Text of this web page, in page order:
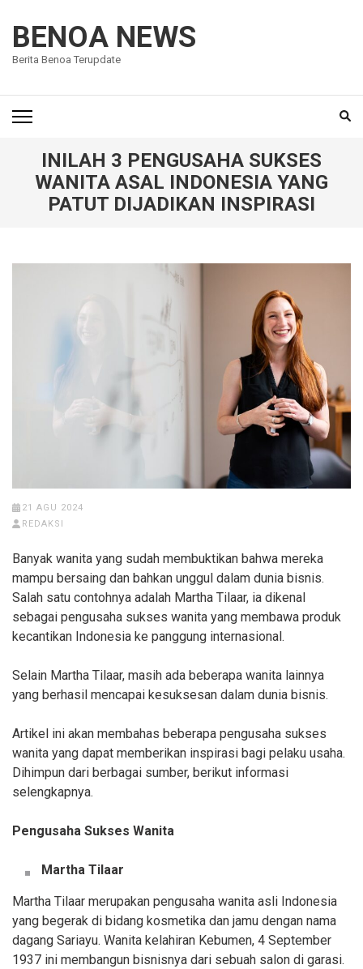
konten
(Tekan
BENOA NEWS
Berita Benoa Terupdate
INILAH 3 PENGUSAHA SUKSES
WANITA ASAL INDONESIA YANG
PATUT DIJADIKAN INSPIRASI
21 AGU 2024
REDAKSI
Banyak wanita yang sudah membuktikan bahwa mereka
mampu bersaing dan bahkan unggul dalam dunia bisnis.
Salah satu contohnya adalah Martha Tilaar, ia dikenal
sebagai pengusaha sukses wanita yang membawa produk
kecantikan Indonesia ke panggung internasional.
Selain Martha Tilaar, masih ada beberapa wanita lainnya
yang berhasil mencapai kesuksesan dalam dunia bisnis.
Artikel ini akan membahas beberapa pengusaha sukses
wanita yang dapat memberikan inspirasi bagi pelaku usaha.
Dihimpun dari berbagai sumber, berikut informasi
selengkapnya.
Pengusaha Sukses Wanita
Martha Tilaar
Martha Tilaar merupakan pengusaha wanita asli Indonesia
yang begerak di bidang kosmetika dan jamu dengan nama
dagang Sariayu. Wanita kelahiran Kebumen, 4 September
1937 ini membangun bisnisnya dari sebuah salon di garasi.